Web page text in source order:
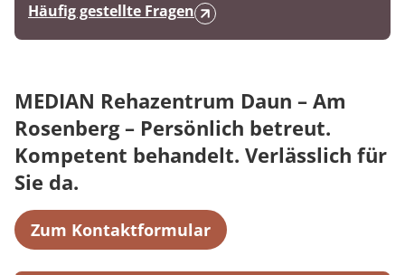
Häufig gestellte Fragen
MEDIAN Rehazentrum Daun – Am
Rosenberg – Persönlich betreut.
Kompetent behandelt. Verlässlich für
Sie da.
Zum Kontaktformular